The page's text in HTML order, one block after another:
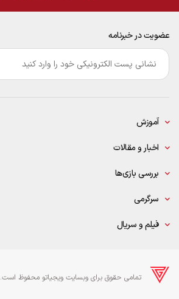
عضویت در خبرنامه
ایمیل
آموزش
اخبار و مقالات
بررسی بازی‌ها
سرگرمی
فیلم و سریال
تمامی حقوق برای وبسایت ویجیاتو محفوظ است.